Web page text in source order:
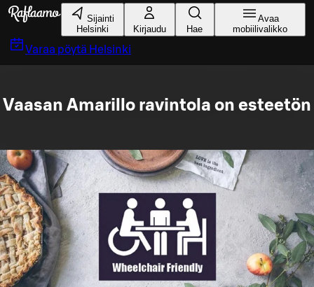
Siirry pääsisältöön
Sijainti
Helsinki
Kirjaudu Hae
Avaa
mobiilivalikko
Varaa pöytä Helsinki
Vaasan Amarillo ravintola on esteetön